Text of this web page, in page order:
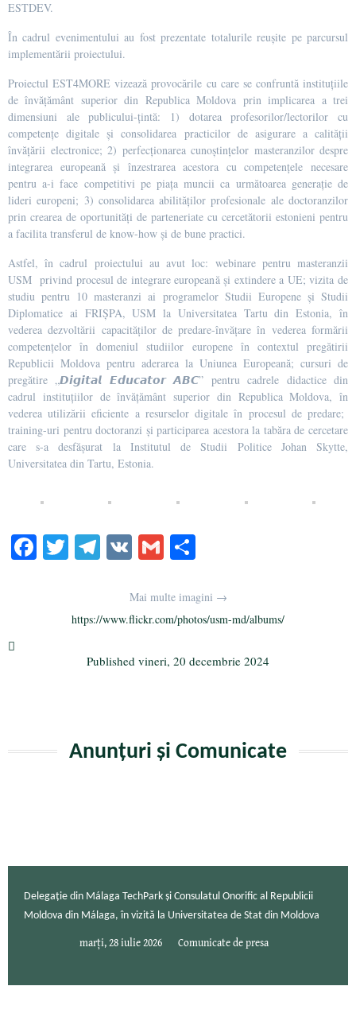
ESTDEV.
În cadrul evenimentului au fost prezentate totalurile reușite pe parcursul
implementării proiectului.
Proiectul EST4MORE vizează provocările cu care se confruntă instituțiile
de învățământ superior din Republica Moldova prin implicarea a trei
dimensiuni ale publicului-țintă: 1) dotarea profesorilor/lectorilor cu
competențe digitale și consolidarea practicilor de asigurare a calității
învățării electronice; 2) perfecționarea cunoștințelor masteranzilor despre
integrarea europeană și înzestrarea acestora cu competențele necesare
pentru a-i face competitivi pe piața muncii ca următoarea generație de
lideri europeni; 3) consolidarea abilităților profesionale ale doctoranzilor
prin crearea de oportunități de parteneriate cu cercetătorii estonieni pentru
a facilita transferul de know-how și de bune practici.
Astfel, în cadrul proiectului au avut loc: webinare pentru masteranzii
USM privind procesul de integrare europeană și extindere a UE; vizita de
studiu pentru 10 masteranzi ai programelor Studii Europene și Studii
Diplomatice ai FRIȘPA, USM la Universitatea Tartu din Estonia, în
vederea dezvoltării capacităţilor de predare-învăţare în vederea formării
competenţelor în domeniul studiilor europene în contextul pregătirii
Republicii Moldova pentru aderarea la Uniunea Europeană; cursuri de
pregătire „𝘿𝙞𝙜𝙞𝙩𝙖𝙡 𝙀𝙙𝙪𝙘𝙖𝙩𝙤𝙧 𝘼𝘽𝘾” pentru cadrele didactice din
cadrul instituțiilor de învățământ superior din Republica Moldova, în
vederea utilizării eficiente a resurselor digitale în procesul de predare;
training-uri pentru doctoranzi și participarea acestora la tabăra de cercetare
care s-a desfășurat la Institutul de Studii Politice Johan Skytte,
Universitatea din Tartu, Estonia.
Fa T
r
Te
a
m
V G
ailaj
ea
Mai multe imagini →
https://www.flickr.com/photos/usm-md/albums/
Published vineri, 20 decembrie 2024
Anunțuri și Comunicate
Delegație din Málaga TechPark și Consulatul Onorific al Republicii
Moldova din Málaga, în vizită la Universitatea de Stat din Moldova
marți, 28 iulie 2026 Comunicate de presa